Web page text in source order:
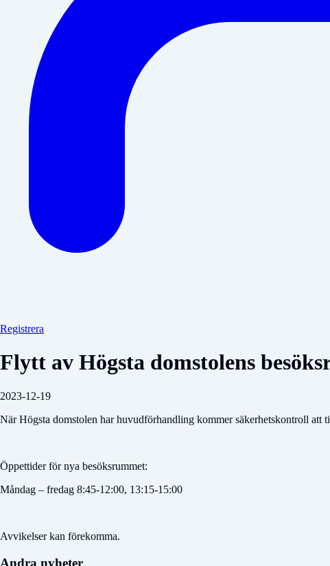
Registrera
Flytt av Högsta domstolens
2023-12-19
När Högsta domstolen har huvudförhandling kommer säkerhetskontroll att
Öppettider för nya besöksrummet:
Måndag – fredag 8:45-12:00, 13:15-15:00
Avvikelser kan förekomma.
Andra nyheter